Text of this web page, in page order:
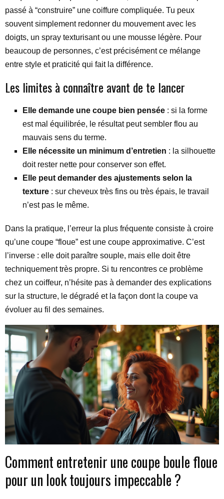
passé à “construire” une coiffure compliquée. Tu peux
souvent simplement redonner du mouvement avec les
doigts, un spray texturisant ou une mousse légère. Pour
beaucoup de personnes, c’est précisément ce mélange
entre style et praticité qui fait la différence.
Les limites à connaître avant de te lancer
Elle demande une coupe bien pensée : si la forme
est mal équilibrée, le résultat peut sembler flou au
mauvais sens du terme.
Elle nécessite un minimum d’entretien : la silhouette
doit rester nette pour conserver son effet.
Elle peut demander des ajustements selon la
texture : sur cheveux très fins ou très épais, le travail
n’est pas le même.
Dans la pratique, l’erreur la plus fréquente consiste à croire
qu’une coupe “floue” est une coupe approximative. C’est
l’inverse : elle doit paraître souple, mais elle doit être
techniquement très propre. Si tu rencontres ce problème
chez un coiffeur, n’hésite pas à demander des explications
sur la structure, le dégradé et la façon dont la coupe va
évoluer au fil des semaines.
Comment entretenir une coupe boule floue
pour un look toujours impeccable ?